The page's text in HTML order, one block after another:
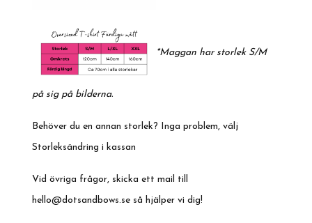
*Maggan har storlek S/M
på sig på bilderna.
Behöver du en annan storlek? Inga problem, välj
Storleksändring i kassan
Vid övriga frågor, skicka ett mail till
hello@dotsandbows.se så hjälper vi dig!